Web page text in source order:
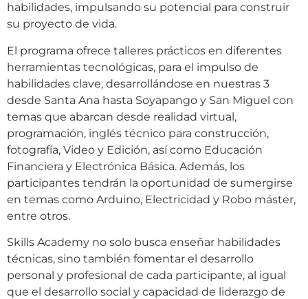
habilidades, impulsando su potencial para construir
su proyecto de vida.
El programa ofrece talleres prácticos en diferentes
herramientas tecnológicas, para el impulso de
habilidades clave, desarrollándose en nuestras 3
desde Santa Ana hasta Soyapango y San Miguel con
temas que abarcan desde realidad virtual,
programación, inglés técnico para construcción,
fotografía, Video y Edición, así como Educación
Financiera y Electrónica Básica. Además, los
participantes tendrán la oportunidad de sumergirse
en temas como Arduino, Electricidad y Robo máster,
entre otros.
Skills Academy no solo busca enseñar habilidades
técnicas, sino también fomentar el desarrollo
personal y profesional de cada participante, al igual
que el desarrollo social y capacidad de liderazgo de